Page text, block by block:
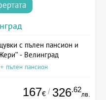
с пълен пансион и
- Велинград
пълен пансион
167€ / 326.62
лв.